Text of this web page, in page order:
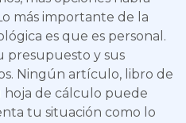
más importante de la
es que es personal.
presupuesto y sus
Ningún artículo, libro de
de cálculo puede
tu situación como lo